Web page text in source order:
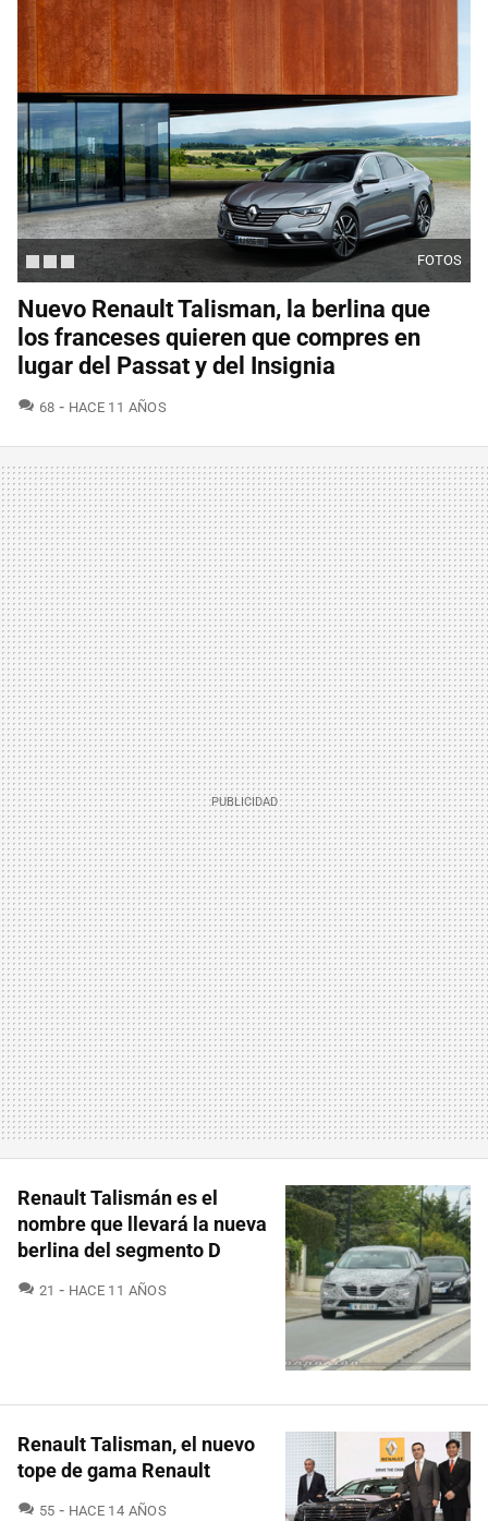
FOTOS
Nuevo Renault Talisman, la berlina que
los franceses quieren que compres en
lugar del Passat y del Insignia
68 COMENTARIOS
HACE 11 AÑOS
Renault Talismán es el
nombre que llevará la nueva
berlina del segmento D
21 COMENTARIOS
HACE 11 AÑOS
Renault Talisman, el nuevo
tope de gama Renault
55 COMENTARIOS
HACE 14 AÑOS